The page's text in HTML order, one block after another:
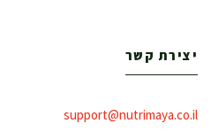
יצירת קשר
support@nutrimaya.co.il